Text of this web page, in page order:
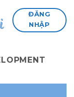
ĐĂNG
NHẬP